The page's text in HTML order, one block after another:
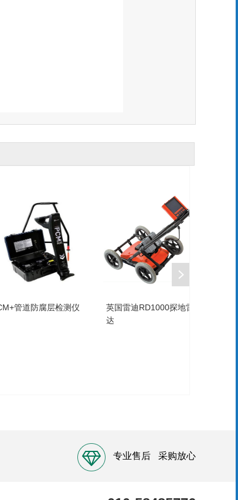
DIVERSE
德国SEA como170表面沾
污仪
专业售后 采购放心